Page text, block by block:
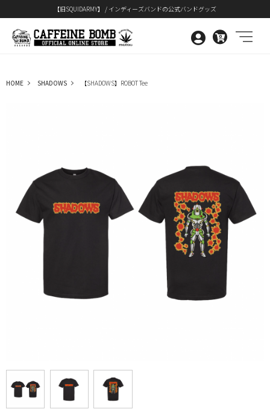
【旧SQUIDARMY】 / インディーズバンドの公式バンドグッズ
0
HOME SHADOWS 【SHADOWS】ROBOT Tee